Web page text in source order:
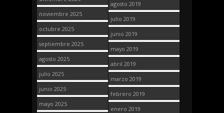
noviembre 2025
octubre 2025
septiembre 2025
agosto 2025
julio 2025
junio 2025
mayo 2025
agosto 2019
julio 2019
junio 2019
mayo 2019
abril 2019
marzo 2019
febrero 2019
enero 2019